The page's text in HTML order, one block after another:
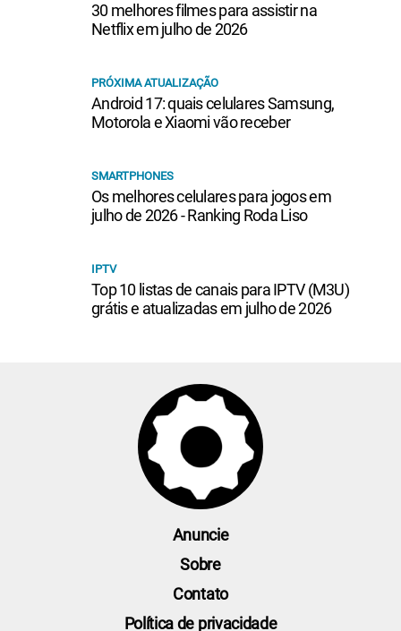
30 melhores filmes para assistir na
Netflix em julho de 2026
PRÓXIMA ATUALIZAÇÃO
Android 17: quais celulares Samsung,
Motorola e Xiaomi vão receber
SMARTPHONES
Os melhores celulares para jogos em
julho de 2026 - Ranking Roda Liso
IPTV
Top 10 listas de canais para IPTV (M3U)
grátis e atualizadas em julho de 2026
Anuncie
Sobre
Contato
Política de privacidade